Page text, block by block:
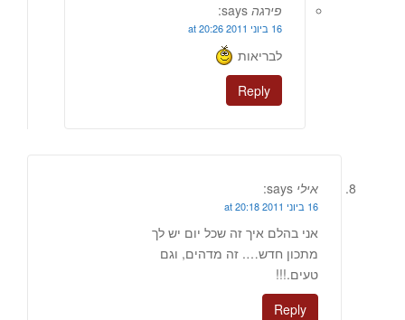
פירגה says:
16 ביוני 2011 at 20:26
לבריאות
Reply
אילי says:
16 ביוני 2011 at 20:18
אני בהלם איך זה שכל יום יש לך
מתכון חדש…. זה מדהים, וגם
טעים.!!!
Reply